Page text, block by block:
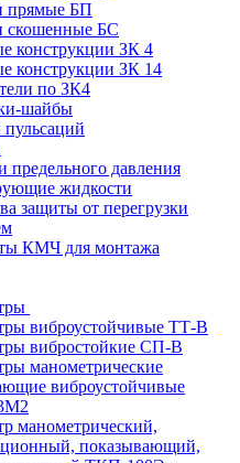
прямые БП
скошенные БС
конструкции ЗК 4
конструкции ЗК 14
по ЗК4
шайбы
пульсаций
предельного давления
жидкости
защиты от перегрузки
КМЧ для монтажа
виброустойчивые ТТ-В
вибростойкие СП-В
манометрические
виброустойчивые
манометрический,
показывающий,